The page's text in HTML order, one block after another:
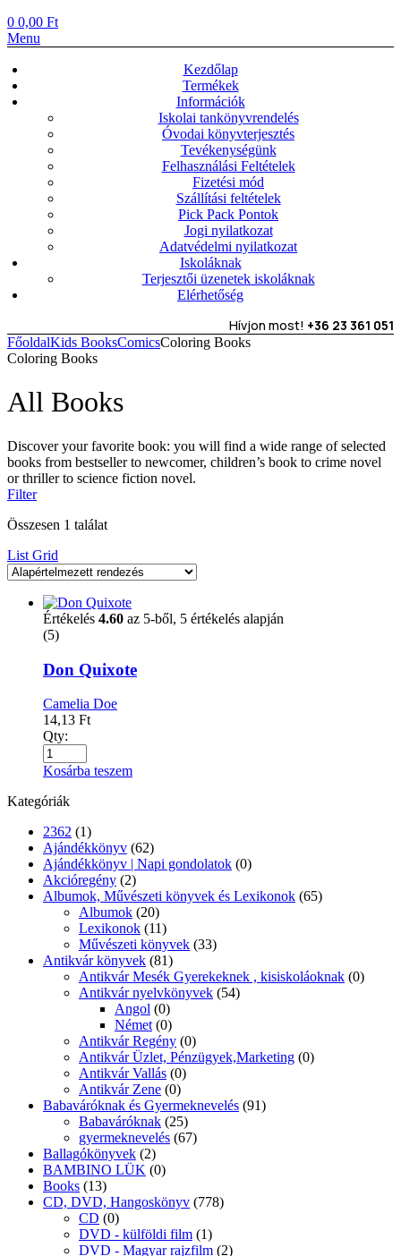
0 0,00 Ft
Menu
Kezdőlap
Termékek
Információk
Iskolai tankönyvrendelés
Óvodai könyvterjesztés
Tevékenységünk
Felhasználási Feltételek
Fizetési mód
Szállítási feltételek
Pick Pack Pontok
Jogi nyilatkozat
Adatvédelmi nyilatkozat
Iskoláknak
Terjesztői üzenetek iskoláknak
Elérhetőség
Hívjon most! +36 23 361 051
FőoldalKids BooksComicsColoring Books
Coloring Books
All Books
Discover your favorite book: you will find a wide range of selected
books from bestseller to newcomer, children’s book to crime novel
or thriller to science fiction novel.
Filter
Összesen 1 találat
List Grid
Értékelés 4.60 az 5-ből, 5 értékelés alapján
(5)
Don Quixote
Camelia Doe
14,13 Ft
Qty:
Kosárba teszem
Kategóriák
2362 (1)
Ajándékkönyv (62)
Ajándékkönyv | Napi gondolatok (0)
Akcióregény (2)
Albumok, Művészeti könyvek és Lexikonok (65)
Albumok (20)
Lexikonok (11)
Művészeti könyvek (33)
Antikvár könyvek (81)
Antikvár Mesék Gyerekeknek , kisiskoláoknak (0)
Antikvár nyelvkönyvek (54)
Angol (0)
Német (0)
Antikvár Regény (0)
Antikvár Üzlet, Pénzügyek,Marketing (0)
Antikvár Vallás (0)
Antikvár Zene (0)
Babaváróknak és Gyermeknevelés (91)
Babaváróknak (25)
gyermeknevelés (67)
Ballagókönyvek (2)
BAMBINO LÜK (0)
Books (13)
CD, DVD, Hangoskönyv (778)
CD (0)
DVD - külföldi film (1)
DVD - Magyar rajzfilm (2)